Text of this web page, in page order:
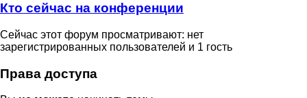
Кто сейчас на конференции
Сейчас этот форум просматривают: нет
зарегистрированных пользователей и 1 гость
Права доступа